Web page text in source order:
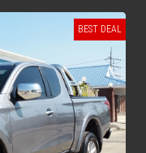
BEST DEAL